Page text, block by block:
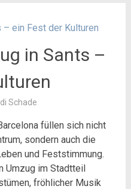
in Sants –
Schade
füllen sich nicht
sondern auch die
und Feststimmung.
Umzug im Stadtteil
fröhlicher Musik